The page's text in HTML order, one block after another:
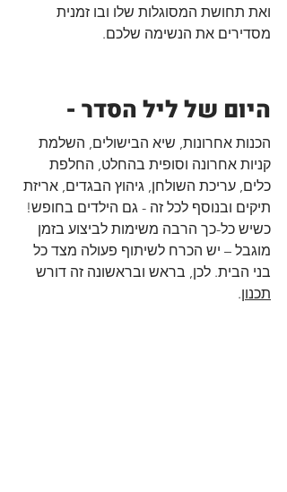
ואת תחושת המסוגלות שלו ובו זמנית
מסדירים את הנשימה שלכם.
היום של ליל הסדר -
הכנות אחרונות, שיא הבישולים, השלמת
קניות אחרונה וסופית בהחלט, החלפת
כלים, עריכת השולחן, גיהוץ הבגדים, אריזת
תיקים ובנוסף לכל זה - גם הילדים בחופש!
כשיש כל-כך הרבה משימות לביצוע בזמן
מוגבל – יש הכרח לשיתוף פעולה מצד כל
בני הבית. לכן, בראש ובראשונה זה דורש
תכנון.